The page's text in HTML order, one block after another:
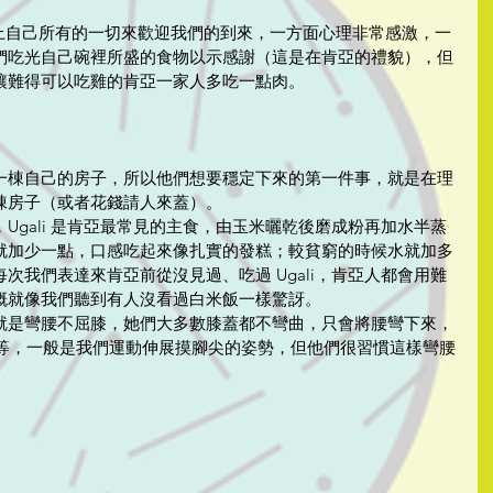
己所有的一切來歡迎我們的到來，一方面心理非常感激，一
光自己碗裡所盛的食物以示感謝（這是在肯亞的禮貌），但
得可以吃雞的肯亞一家人多吃一點肉。
自己的房子，所以他們想要穩定下來的第一件事，就是在理
子（或者花錢請人來蓋）。
是肯亞最常見的主食，由玉米曬乾後磨成粉再加水半蒸
少一點，口感吃起來像扎實的發糕；較貧窮的時候水就加多
我們表達來肯亞前從沒見過、吃過 Ugali，肯亞人都會用難
像我們聽到有人沒看過白米飯一樣驚訝。
是彎腰不屈膝，她們大多數膝蓋都不彎曲，只會將腰彎下來，
，一般是我們運動伸展摸腳尖的姿勢，但他們很習慣這樣彎腰